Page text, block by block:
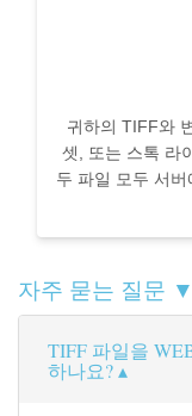
귀하의 TIFF와
셋, 또는 스톡 라
두 파일 모두 서
자주 묻는 질문 ▼
TIFF 파일을
하나요?